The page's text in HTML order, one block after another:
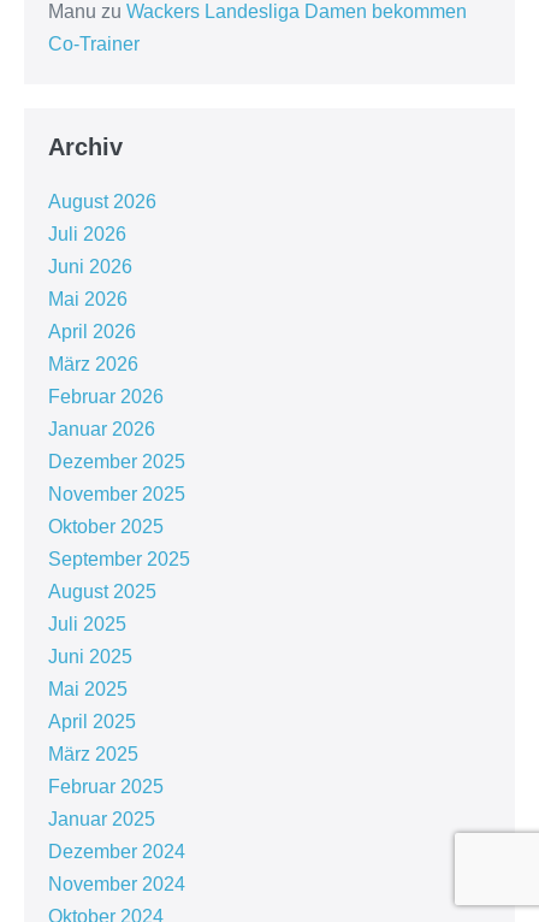
Manu zu Wackers Landesliga Damen bekommen
Co-Trainer
Archiv
August 2026
Juli 2026
Juni 2026
Mai 2026
April 2026
März 2026
Februar 2026
Januar 2026
Dezember 2025
November 2025
Oktober 2025
September 2025
August 2025
Juli 2025
Juni 2025
Mai 2025
April 2025
März 2025
Februar 2025
Januar 2025
Dezember 2024
November 2024
Oktober 2024